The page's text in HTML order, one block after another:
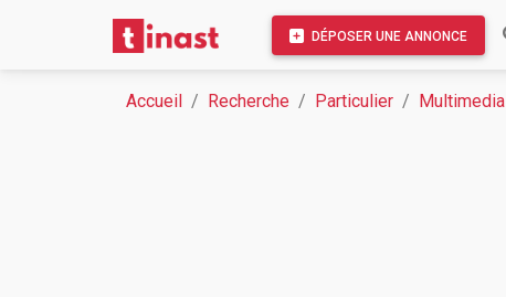
DÉPOSER UNE ANNONCE
Accueil Recherche Particulier Multimedia